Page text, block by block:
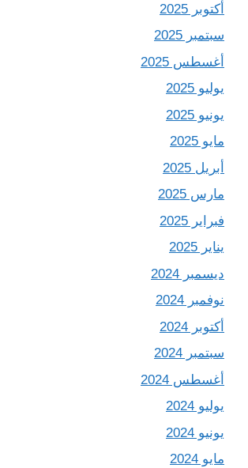
أكتوبر 2025
سبتمبر 2025
أغسطس 2025
يوليو 2025
يونيو 2025
مايو 2025
أبريل 2025
مارس 2025
فبراير 2025
يناير 2025
ديسمبر 2024
نوفمبر 2024
أكتوبر 2024
سبتمبر 2024
أغسطس 2024
يوليو 2024
يونيو 2024
مايو 2024